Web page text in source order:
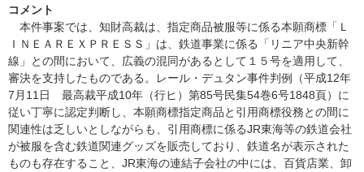
コメント
本件事案では、知財高裁は、指定商品被服等に係る本願商標「Ｌ
ＩＮＥＡＲＥＸＰＲＥＳＳ」は、鉄道事業に係る「リニア中央新幹
線」との間において、広義の混同があるとして１５号を適用して、
審決を支持したものである。レール・デュタン事件判例（平成12年
7月11日 最高裁平成10年（行ヒ）第85号民集54巻6号1848頁）に
従い丁寧に認定判断し、本願商標指定商品と引用商標役務との間に
関連性は乏しいとしながらも、引用商標に係るJR東海等の鉄道会社
が被服を含む鉄道関連グッズを販売しており、鉄道名が表示された
ものも存在すること、JR東海の連結子会社の中には、百貨店業、卸